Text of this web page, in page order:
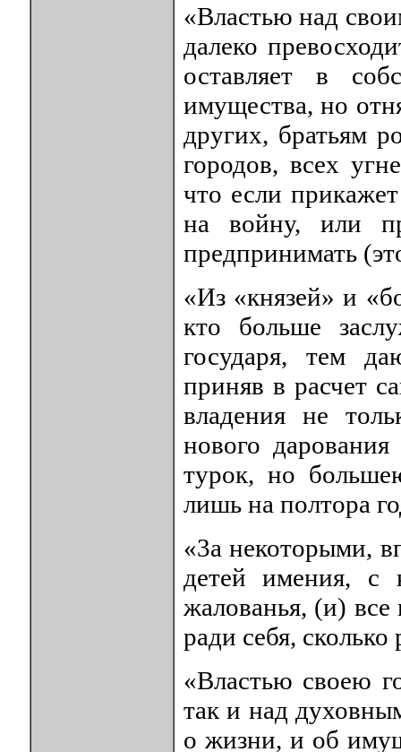
«Властью над
далеко
оставляет в
имущества, но
других, братьям
городов, всех
что если
на войну, или
предпринимать
«Из «князей» и
кто больше
государя, тем
приняв в расчет
владения не
нового
турок, но
лишь на полтора
«3а некоторыми,
детей имения, с
жалованья, (и) все
ради себя, сколько
«Властью своею
так и над
о жизни, и об